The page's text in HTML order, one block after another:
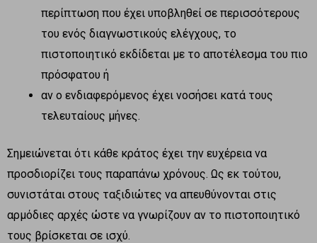
περίπτωση που έχει υποβληθεί σε περισσότερους
του ενός διαγνωστικούς ελέγχους, το
πιστοποιητικό εκδίδεται με το αποτέλεσμα του πιο
πρόσφατου ή
αν ο ενδιαφερόμενος έχει νοσήσει κατά τους
τελευταίους μήνες.
Σημειώνεται ότι κάθε κράτος έχει την ευχέρεια να
προσδιορίζει τους παραπάνω χρόνους. Ως εκ τούτου,
συνιστάται στους ταξιδιώτες να απευθύνονται στις
αρμόδιες αρχές ώστε να γνωρίζουν αν το πιστοποιητικό
τους βρίσκεται σε ισχύ.